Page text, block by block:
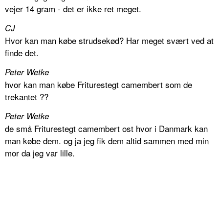
vejer 14 gram - det er ikke ret meget.
CJ
Hvor kan man købe strudsekød? Har meget svært ved at
finde det.
Peter Wetke
hvor kan man købe Friturestegt camembert som de
trekantet ??
Peter Wetke
de små Friturestegt camembert ost hvor i Danmark kan
man købe dem. og ja jeg fik dem altid sammen med min
mor da jeg var lille.